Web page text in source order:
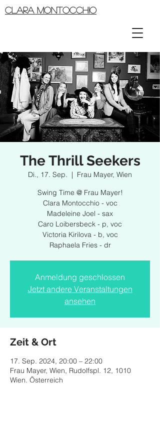
CLARA MONTOCCHIO
The Thrill Seekers
Di., 17. Sep.
  |
Frau Mayer, Wien
Swing Time @ Frau Mayer!
Clara Montocchio - voc
Madeleine Joel - sax
Caro Loibersbeck - p, voc
Victoria Kirilova - b, voc
Raphaela Fries - dr
Anmeldung geschlossen
Jetzt andere Veranstaltungen
ansehen
Zeit & Ort
17. Sep. 2024, 20:00 – 22:00
Frau Mayer, Wien, Rudolfspl. 12, 1010
Wien, Österreich